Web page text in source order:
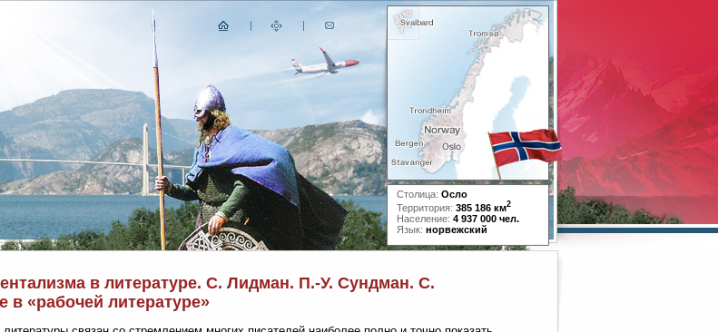
Столица: Осло
Территория: 385 186 км2
Население: 4 937 000 чел.
Язык: норвежский
в литературе. С. Лидман. П.-У. Сундман. С.
в «рабочей литературе»